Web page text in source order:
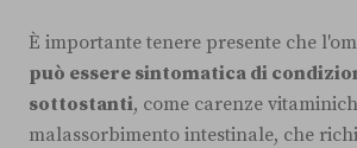
È importante tenere presente che
può essere sintomatica di
sottostanti, come carenze
malassorbimento intestinale, che